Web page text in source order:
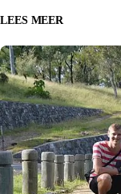
LEES MEER